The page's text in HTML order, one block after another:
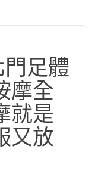
足體
摩全
就是
又放